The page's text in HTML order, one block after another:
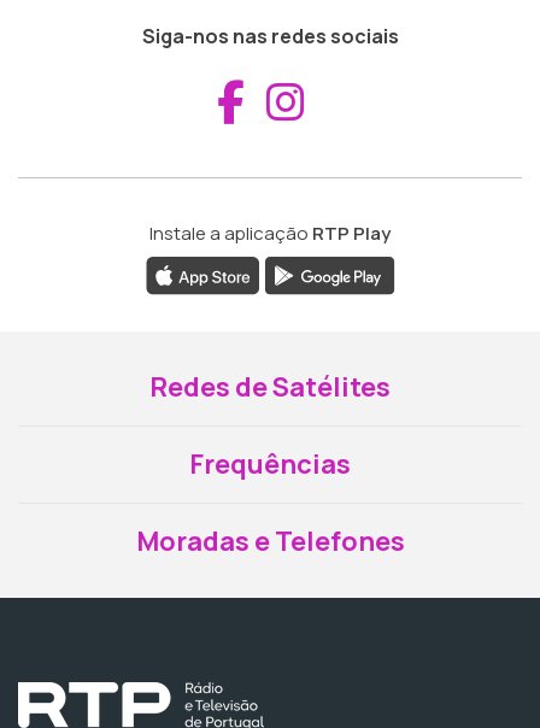
Siga-nos nas redes sociais
Aceder ao
Instale a aplicação RTP Play
Redes de Satélites
Frequências
Moradas e Telefones